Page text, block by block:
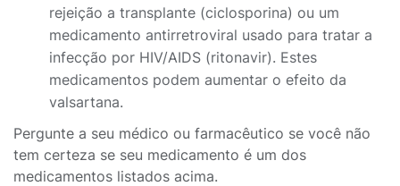
rejeição a transplante (ciclosporina) ou um
medicamento antirretroviral usado para tratar a
infecção por HIV/AIDS (ritonavir). Estes
medicamentos podem aumentar o efeito da
valsartana.
Pergunte a seu médico ou farmacêutico se você não
tem certeza se seu medicamento é um dos
medicamentos listados acima.